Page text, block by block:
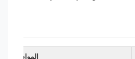
المواصفات